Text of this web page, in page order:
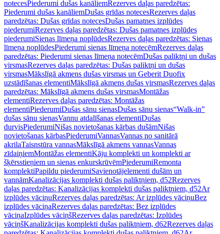
notecesPiederumi dušas kanāliemRezerves daļas paredzētas:
Piederumi dušas kanāliemDušas grīdas notecesRezerves daļas
paredzētas: Dušas grīdas notecesDušas pamatnes izplūdes
piederumiRezerves daļas paredzētas: Dušas pamatnes izplūdes
piederumiSienas līmeņa noplūdesRezerves daļas paredzētas: Sienas
līmeņa noplūdesPiederumi sienas līmeņa notecēmRezerves daļas
paredzētas: Piederumi sienas līmeņa notecēmDušas paliktņi un dušas
virsmasRezerves daļas paredzētas: Dušas paliktņi un dušas
virsmasMākslīgā akmens dušas virsmas un Geberit Duofix
uzstādīšanas elementiMākslīgā akmens dušas virsmasRezerves daļas
paredzētas: Mākslīgā akmens dušas virsmasMontāžas
elementiRezerves daļas paredzētas: Montāžas
elementiPiederumiDušas sānu sienasDušas sānu sienas“Walk-in”
dušas sānu sienasVannu atdalīšanas elementiDušas
durvisPiederumiNišas novietošanas kārbas dušāmNišas
novietošanas kārbasPiederumiVannasVannas no sanitārā
akrilaTaisnstūra vannasMākslīgā akmens vannasVannas
zīdaiņiemMontāžas elementiKāju komplekti un komplekti ar
šķērsstieņiem un sienas enkurskrūvēmPiederumiRemonta
komplektiPapildu piederumiSavienotājelementi dušām un
vannāmKanalizācijas komplekti dušas paliktņiem, d52Rezerves
daļas paredzētas: Kanalizācijas komplekti dušas paliktņiem, d52Ar
izplūdes vāciņuRezerves daļas paredzētas: Ar izplūdes vāciņuBez
izplūdes vāciņaRezerves daļas paredzētas: Bez izplūdes
vāciņaIzplūdes vāciņšRezerves daļas paredzētas: Izplūdes
vāciņšKanalizācijas komplekti dušas paliktņiem, d62Rezerves daļas